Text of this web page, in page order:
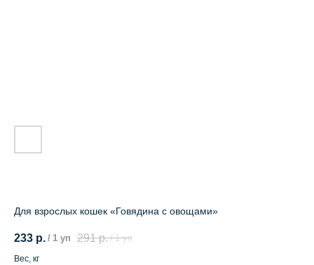
Для взрослых кошек «Говядина с овощами»
233 р. / 1 уп 291 р. / 1 уп
Вес, кг